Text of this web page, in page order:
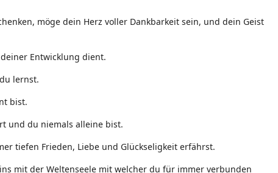
möge dein Herz voller Dankbarkeit sein, und dein Geist
Entwicklung dient.
lernst.
bist.
und du niemals alleine bist.
tiefen Frieden, Liebe und Glückseligkeit erfährst.
mit der Weltenseele mit welcher du für immer verbunden